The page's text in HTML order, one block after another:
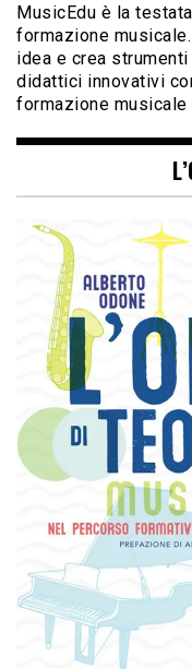
MusicEdu è la
formazione
idea e crea
didattici innovativi
formazione